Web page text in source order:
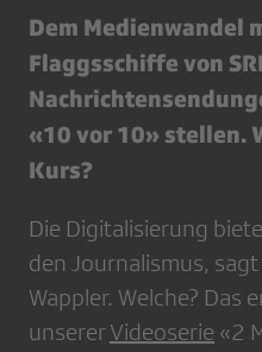
Dem Medienwandel
Flaggsschiffe von
«10 vor 10» stellen.
Kurs?
Die Digitalisierung
den Journalismus,
Wappler. Welche? Das
unsererVideoserie «2